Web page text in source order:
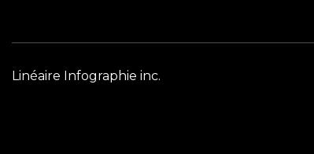
Linéaire Infographie inc.